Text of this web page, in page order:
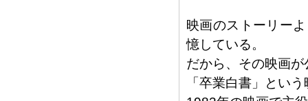
映画のストーリー
憶している。
だから、その映画
「卒業白書」とい